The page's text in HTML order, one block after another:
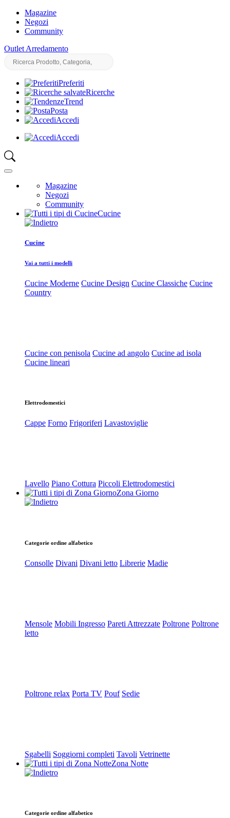
Magazine
Negozi
Community
Outlet Arredamento
Preferiti
Ricerche
Trend
Posta
Accedi
Accedi
Magazine
Negozi
Community
Cucine
Cucine
Vai a tutti i modelli
Cucine Moderne Cucine Design Cucine Classiche Cucine
Country
Cucine con penisola Cucine ad angolo Cucine ad isola
Cucine lineari
Elettrodomestici
Cappe Forno Frigoriferi Lavastoviglie
Lavello Piano Cottura Piccoli Elettrodomestici
Zona Giorno
Categorie ordine alfabetico
Consolle Divani Divani letto Librerie Madie
Mensole Mobili Ingresso Pareti Attrezzate Poltrone Poltrone
letto
Poltrone relax Porta TV Pouf Sedie
Sgabelli Soggiorni completi Tavoli Vetrinette
Zona Notte
Categorie ordine alfabetico